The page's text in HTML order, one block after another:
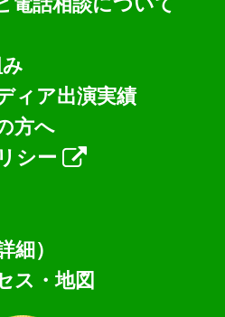
ィア出演実績
方へ
シー
細）
ス・地図